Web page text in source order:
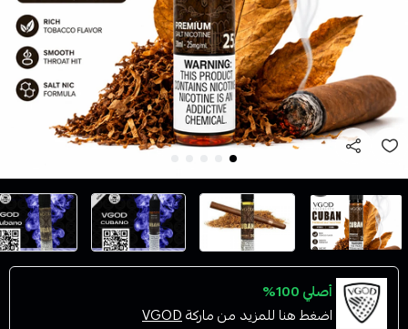
أصلي 100%
اضغط هنا للمزيد من ماركةVGOD